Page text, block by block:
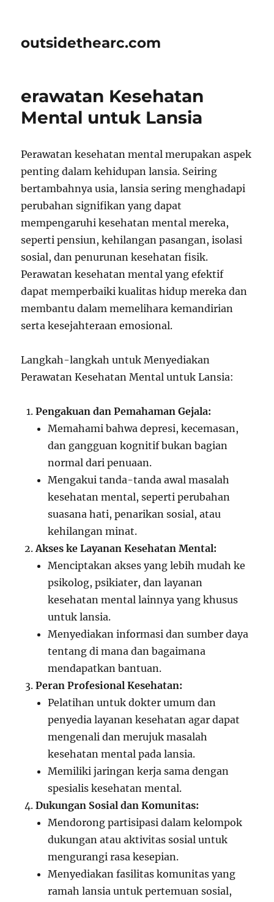
outsidethearc.com
erawatan Kesehatan
Mental untuk Lansia
Perawatan kesehatan mental merupakan aspek
penting dalam kehidupan lansia. Seiring
bertambahnya usia, lansia sering menghadapi
perubahan signifikan yang dapat
mempengaruhi kesehatan mental mereka,
seperti pensiun, kehilangan pasangan, isolasi
sosial, dan penurunan kesehatan fisik.
Perawatan kesehatan mental yang efektif
dapat memperbaiki kualitas hidup mereka dan
membantu dalam memelihara kemandirian
serta kesejahteraan emosional.
Langkah-langkah untuk Menyediakan
Perawatan Kesehatan Mental untuk Lansia:
Pengakuan dan Pemahaman Gejala:
Memahami bahwa depresi, kecemasan,
dan gangguan kognitif bukan bagian
normal dari penuaan.
Mengakui tanda-tanda awal masalah
kesehatan mental, seperti perubahan
suasana hati, penarikan sosial, atau
kehilangan minat.
Akses ke Layanan Kesehatan Mental:
Menciptakan akses yang lebih mudah ke
psikolog, psikiater, dan layanan
kesehatan mental lainnya yang khusus
untuk lansia.
Menyediakan informasi dan sumber daya
tentang di mana dan bagaimana
mendapatkan bantuan.
Peran Profesional Kesehatan:
Pelatihan untuk dokter umum dan
penyedia layanan kesehatan agar dapat
mengenali dan merujuk masalah
kesehatan mental pada lansia.
Memiliki jaringan kerja sama dengan
spesialis kesehatan mental.
Dukungan Sosial dan Komunitas:
Mendorong partisipasi dalam kelompok
dukungan atau aktivitas sosial untuk
mengurangi rasa kesepian.
Menyediakan fasilitas komunitas yang
ramah lansia untuk pertemuan sosial,